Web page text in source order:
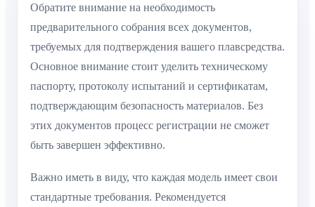
Обратите внимание на необходимость
предварительного собрания всех документов,
требуемых для подтверждения вашего плавсредства.
Основное внимание стоит уделить техническому
паспорту, протоколу испытаний и сертификатам,
подтверждающим безопасность материалов. Без
этих документов процесс регистрации не сможет
быть завершен эффективно.
Важно иметь в виду, что каждая модель имеет свои
стандартные требования. Рекомендуется